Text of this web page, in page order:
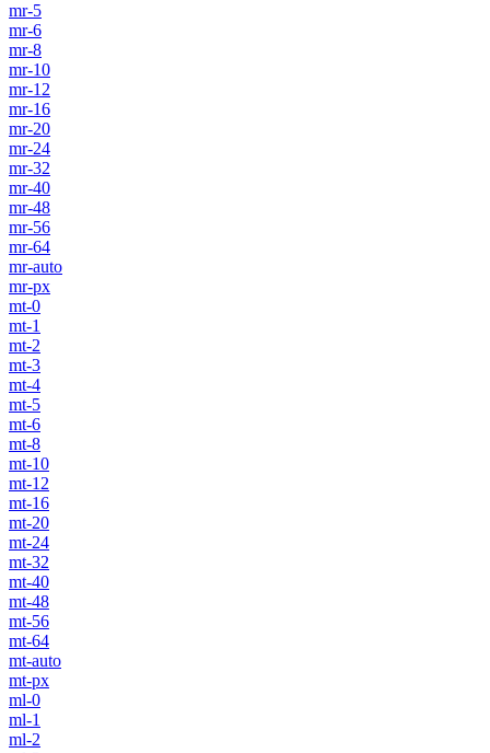
mr-5
mr-6
mr-8
mr-10
mr-12
mr-16
mr-20
mr-24
mr-32
mr-40
mr-48
mr-56
mr-64
mr-auto
mr-px
mt-0
mt-1
mt-2
mt-3
mt-4
mt-5
mt-6
mt-8
mt-10
mt-12
mt-16
mt-20
mt-24
mt-32
mt-40
mt-48
mt-56
mt-64
mt-auto
mt-px
ml-0
ml-1
ml-2